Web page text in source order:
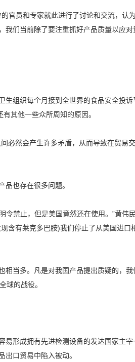
员和专家就此进行了讨论和交流，认
我们当前除了要注重抓好产品质量以应对
组织每个月接到全世界的食品安全投诉
其他一些众所周知的原因。
必然会产生许多矛盾，从而导致在贸易
也存在很多问题。
禁止，但是美国竟然还在使用。”黄伟
含有莱克多巴胺)我们停止了从美国进口
当多。凡是对我国产品提出质疑的，我
球的战役。
形成拥有先进检测设备的发达国家主宰
口贸易中陷入被动。